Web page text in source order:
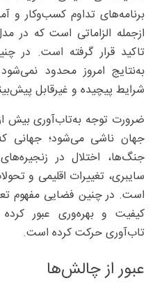
برنامه‌های تداوم کسب‌وکار و
ازجمله الزاماتی است که در
تاکید قرار گرفته است. در
به‌نتایج امروز محدود
شرایط پیچیده و غیرقابل
ضرورت توجه به‌تاب‌آوری بیش
جهان ناشی می‌شود؛ جهانی
جنگ‌ها، اختلال در
سایبری، تغییرات اقلیمی و
است. در چنین فضایی مفهوم
کیفیت و بهره‌وری عبور
تاب‌آوری حرکت کرده است.
عبور از چالش‌ها